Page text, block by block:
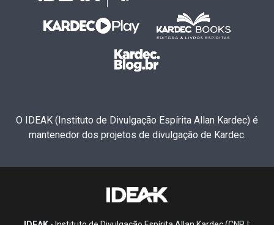
O IDEAK (Instituto de Divulgação Espírita Allan Kardec) é
mantenedor dos projetos de divulgação de Kardec.